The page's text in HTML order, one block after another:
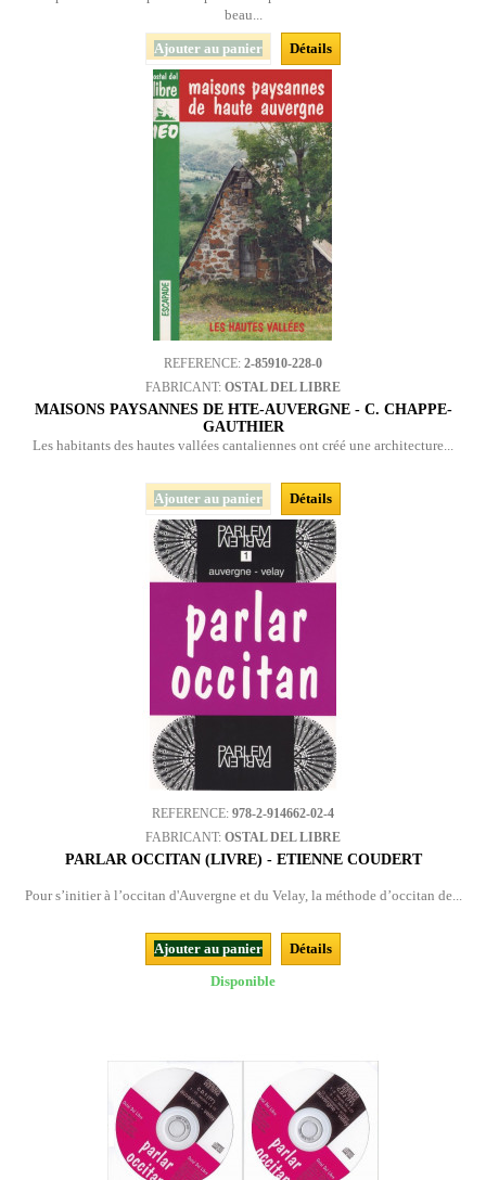
beau...
Ajouter au panier Détails
REFERENCE: 2-85910-228-0
FABRICANT: OSTAL DEL LIBRE
MAISONS PAYSANNES DE HTE-AUVERGNE - C. CHAPPE-
GAUTHIER
Les habitants des hautes vallées cantaliennes ont créé une architecture...
Ajouter au panier Détails
REFERENCE: 978-2-914662-02-4
FABRICANT: OSTAL DEL LIBRE
PARLAR OCCITAN (LIVRE) - ETIENNE COUDERT
Pour s’initier à l’occitan d'Auvergne et du Velay, la méthode d’occitan de...
Ajouter au panier
Détails
Disponible